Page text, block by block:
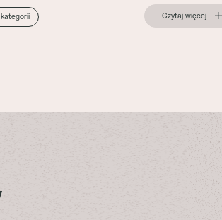
Czytaj więcej